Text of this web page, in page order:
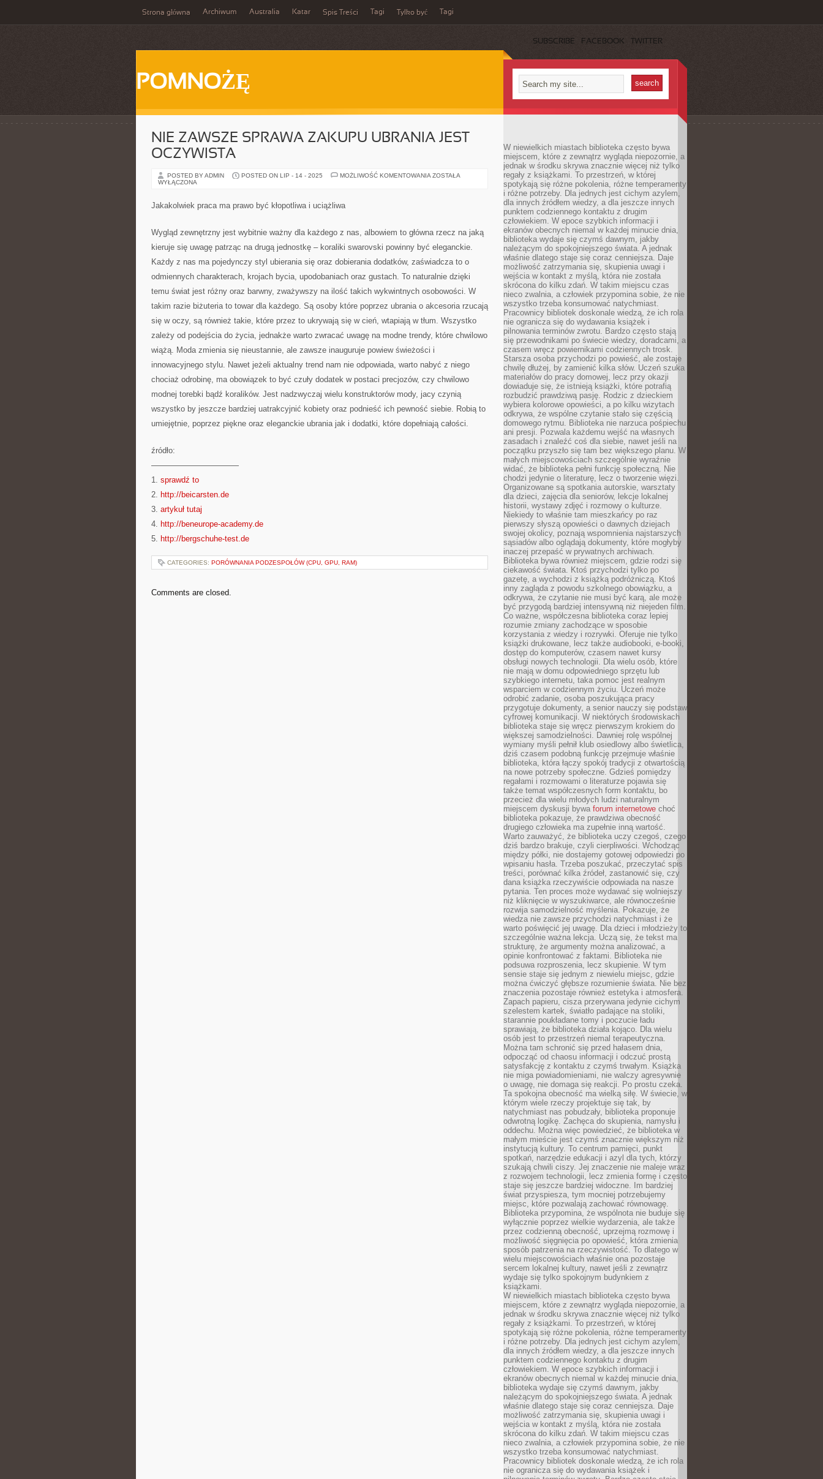
Strona główna Archiwum Australia Katar Spis Treści Tagi Tylko być Tagi
SUBSCRIBE FACEBOOK TWITTER
POMNOŻĘ
NIE ZAWSZE SPRAWA ZAKUPU UBRANIA JEST
OCZYWISTA
POSTED BY ADMIN POSTED ON LIP - 14 - 2025 MOŻLIWOŚĆ KOMENTOWANIA NIE
ZOSTAŁA
WYŁĄCZONA
Jakakolwiek praca ma prawo być kłopotliwa i uciążliwa
Wygląd zewnętrzny jest wybitnie ważny dla każdego z nas, albowiem to główna rzecz na jaką
kieruje się uwagę patrząc na drugą jednostkę – koraliki swarovski powinny być eleganckie.
Każdy z nas ma pojedynczy styl ubierania się oraz dobierania dodatków, zaświadcza to o
odmiennych charakterach, krojach bycia, upodobaniach oraz gustach. To naturalnie dzięki
temu świat jest różny oraz barwny, zważywszy na ilość takich wykwintnych osobowości. W
takim razie biżuteria to towar dla każdego. Są osoby które poprzez ubrania o akcesoria rzucają
się w oczy, są również takie, które przez to ukrywają się w cień, wtapiają w tłum. Wszystko
zależy od podejścia do życia, jednakże warto zwracać uwagę na modne trendy, które chwilowo
wiążą. Moda zmienia się nieustannie, ale zawsze inauguruje powiew świeżości i
innowacyjnego stylu. Nawet jeżeli aktualny trend nam nie odpowiada, warto nabyć z niego
chociaż odrobinę, ma obowiązek to być czuły dodatek w postaci precjozów, czy chwilowo
modnej torebki bądź koralików. Jest nadzwyczaj wielu konstruktorów mody, jacy czynią
wszystko by jeszcze bardziej uatrakcyjnić kobiety oraz podnieść ich pewność siebie. Robią to
umiejętnie, poprzez piękne oraz eleganckie ubrania jak i dodatki, które dopełniają całości.
źródło:
———————————
1. sprawdź to
2. http://beicarsten.de
3. artykuł tutaj
4. http://beneurope-academy.de
5. http://bergschuhe-test.de
CATEGORIES: PORÓWNANIA PODZESPOŁÓW (CPU, GPU, RAM)
Comments are closed.
W niewielkich miastach biblioteka często bywa
miejscem, które z zewnątrz wygląda niepozornie, a
jednak w środku skrywa znacznie więcej niż tylko
regały z książkami. To przestrzeń, w której
spotykają się różne pokolenia, różne temperamenty
i różne potrzeby. Dla jednych jest cichym azylem,
dla innych źródłem wiedzy, a dla jeszcze innych
punktem codziennego kontaktu z drugim
człowiekiem. W epoce szybkich informacji i
ekranów obecnych niemal w każdej minucie dnia,
biblioteka wydaje się czymś dawnym, jakby
należącym do spokojniejszego świata. A jednak
właśnie dlatego staje się coraz cenniejsza. Daje
możliwość zatrzymania się, skupienia uwagi i
wejścia w kontakt z myślą, która nie została
skrócona do kilku zdań. W takim miejscu czas
nieco zwalnia, a człowiek przypomina sobie, że nie
wszystko trzeba konsumować natychmiast.
Pracownicy bibliotek doskonale wiedzą, że ich rola
nie ogranicza się do wydawania książek i
pilnowania terminów zwrotu. Bardzo często stają
się przewodnikami po świecie wiedzy, doradcami, a
czasem wręcz powiernikami codziennych trosk.
Starsza osoba przychodzi po powieść, ale zostaje
chwilę dłużej, by zamienić kilka słów. Uczeń szuka
materiałów do pracy domowej, lecz przy okazji
dowiaduje się, że istnieją książki, które potrafią
rozbudzić prawdziwą pasję. Rodzic z dzieckiem
wybiera kolorowe opowieści, a po kilku wizytach
odkrywa, że wspólne czytanie stało się częścią
domowego rytmu. Biblioteka nie narzuca pośpiechu
ani presji. Pozwala każdemu wejść na własnych
zasadach i znaleźć coś dla siebie, nawet jeśli na
początku przyszło się tam bez większego planu. W
małych miejscowościach szczególnie wyraźnie
widać, że biblioteka pełni funkcję społeczną. Nie
chodzi jedynie o literaturę, lecz o tworzenie więzi.
Organizowane są spotkania autorskie, warsztaty
dla dzieci, zajęcia dla seniorów, lekcje lokalnej
historii, wystawy zdjęć i rozmowy o kulturze.
Niekiedy to właśnie tam mieszkańcy po raz
pierwszy słyszą opowieści o dawnych dziejach
swojej okolicy, poznają wspomnienia najstarszych
sąsiadów albo oglądają dokumenty, które mogłyby
inaczej przepaść w prywatnych archiwach.
Biblioteka bywa również miejscem, gdzie rodzi się
ciekawość świata. Ktoś przychodzi tylko po
gazetę, a wychodzi z książką podróżniczą. Ktoś
inny zagląda z powodu szkolnego obowiązku, a
odkrywa, że czytanie nie musi być karą, ale może
być przygodą bardziej intensywną niż niejeden film.
Co ważne, współczesna biblioteka coraz lepiej
rozumie zmiany zachodzące w sposobie
korzystania z wiedzy i rozrywki. Oferuje nie tylko
książki drukowane, lecz także audiobooki, e-booki,
dostęp do komputerów, czasem nawet kursy
obsługi nowych technologii. Dla wielu osób, które
nie mają w domu odpowiedniego sprzętu lub
szybkiego internetu, taka pomoc jest realnym
wsparciem w codziennym życiu. Uczeń może
odrobić zadanie, osoba poszukująca pracy
przygotuje dokumenty, a senior nauczy się podstaw
cyfrowej komunikacji. W niektórych środowiskach
biblioteka staje się wręcz pierwszym krokiem do
większej samodzielności. Dawniej rolę wspólnej
wymiany myśli pełnił klub osiedlowy albo świetlica,
dziś czasem podobną funkcję przejmuje właśnie
biblioteka, która łączy spokój tradycji z otwartością
na nowe potrzeby społeczne. Gdzieś pomiędzy
regałami i rozmowami o literaturze pojawia się
także temat współczesnych form kontaktu, bo
przecież dla wielu młodych ludzi naturalnym
miejscem dyskusji bywa forum internetowe choć
biblioteka pokazuje, że prawdziwa obecność
drugiego człowieka ma zupełnie inną wartość.
Warto zauważyć, że biblioteka uczy czegoś, czego
dziś bardzo brakuje, czyli cierpliwości. Wchodząc
między półki, nie dostajemy gotowej odpowiedzi po
wpisaniu hasła. Trzeba poszukać, przeczytać spis
treści, porównać kilka źródeł, zastanowić się, czy
dana książka rzeczywiście odpowiada na nasze
pytania. Ten proces może wydawać się wolniejszy
niż kliknięcie w wyszukiwarce, ale równocześnie
rozwija samodzielność myślenia. Pokazuje, że
wiedza nie zawsze przychodzi natychmiast i że
warto poświęcić jej uwagę. Dla dzieci i młodzieży to
szczególnie ważna lekcja. Uczą się, że tekst ma
strukturę, że argumenty można analizować, a
opinie konfrontować z faktami. Biblioteka nie
podsuwa rozproszenia, lecz skupienie. W tym
sensie staje się jednym z niewielu miejsc, gdzie
można ćwiczyć głębsze rozumienie świata. Nie bez
znaczenia pozostaje również estetyka i atmosfera.
Zapach papieru, cisza przerywana jedynie cichym
szelestem kartek, światło padające na stoliki,
starannie poukładane tomy i poczucie ładu
sprawiają, że biblioteka działa kojąco. Dla wielu
osób jest to przestrzeń niemal terapeutyczna.
Można tam schronić się przed hałasem dnia,
odpocząć od chaosu informacji i odczuć prostą
satysfakcję z kontaktu z czymś trwałym. Książka
nie miga powiadomieniami, nie walczy agresywnie
o uwagę, nie domaga się reakcji. Po prostu czeka.
Ta spokojna obecność ma wielką siłę. W świecie, w
którym wiele rzeczy projektuje się tak, by
natychmiast nas pobudzały, biblioteka proponuje
odwrotną logikę. Zachęca do skupienia, namysłu i
oddechu. Można więc powiedzieć, że biblioteka w
małym mieście jest czymś znacznie większym niż
instytucją kultury. To centrum pamięci, punkt
spotkań, narzędzie edukacji i azyl dla tych, którzy
szukają chwili ciszy. Jej znaczenie nie maleje wraz
z rozwojem technologii, lecz zmienia formę i często
staje się jeszcze bardziej widoczne. Im bardziej
świat przyspiesza, tym mocniej potrzebujemy
miejsc, które pozwalają zachować równowagę.
Biblioteka przypomina, że wspólnota nie buduje się
wyłącznie poprzez wielkie wydarzenia, ale także
przez codzienną obecność, uprzejmą rozmowę i
możliwość sięgnięcia po opowieść, która zmienia
sposób patrzenia na rzeczywistość. To dlatego w
wielu miejscowościach właśnie ona pozostaje
sercem lokalnej kultury, nawet jeśli z zewnątrz
wydaje się tylko spokojnym budynkiem z
książkami.
W niewielkich miastach biblioteka często bywa
miejscem, które z zewnątrz wygląda niepozornie, a
jednak w środku skrywa znacznie więcej niż tylko
regały z książkami. To przestrzeń, w której
spotykają się różne pokolenia, różne temperamenty
i różne potrzeby. Dla jednych jest cichym azylem,
dla innych źródłem wiedzy, a dla jeszcze innych
punktem codziennego kontaktu z drugim
człowiekiem. W epoce szybkich informacji i
ekranów obecnych niemal w każdej minucie dnia,
biblioteka wydaje się czymś dawnym, jakby
należącym do spokojniejszego świata. A jednak
właśnie dlatego staje się coraz cenniejsza. Daje
możliwość zatrzymania się, skupienia uwagi i
wejścia w kontakt z myślą, która nie została
skrócona do kilku zdań. W takim miejscu czas
nieco zwalnia, a człowiek przypomina sobie, że nie
wszystko trzeba konsumować natychmiast.
Pracownicy bibliotek doskonale wiedzą, że ich rola
nie ogranicza się do wydawania książek i